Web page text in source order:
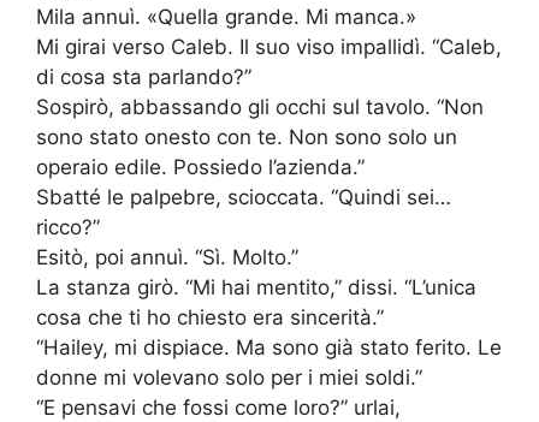
Mila annuì. «Quella grande. Mi manca.»
Mi girai verso Caleb. Il suo viso impallidì. “Caleb,
di cosa sta parlando?”
Sospirò, abbassando gli occhi sul tavolo. “Non
sono stato onesto con te. Non sono solo un
operaio edile. Possiedo l’azienda.”
Sbatté le palpebre, scioccata. “Quindi sei…
ricco?”
Esitò, poi annuì. “Sì. Molto.”
La stanza girò. “Mi hai mentito,” dissi. “L’unica
cosa che ti ho chiesto era sincerità.”
“Hailey, mi dispiace. Ma sono già stato ferito. Le
donne mi volevano solo per i miei soldi.”
“E pensavi che fossi come loro?” urlai,